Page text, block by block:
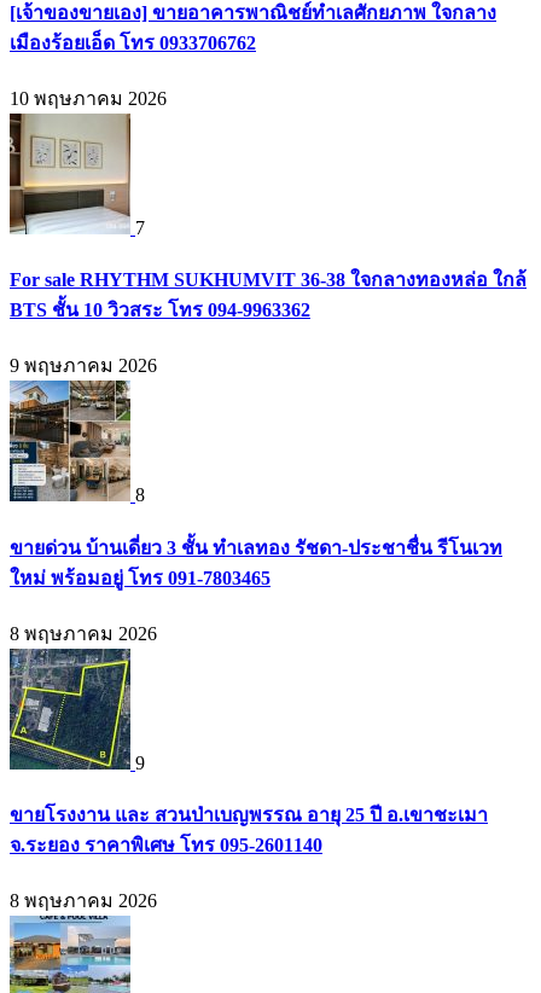
[เจ้าของขายเอง] ขายอาคารพาณิชย์ทำเลศักยภาพ ใจกลาง
เมืองร้อยเอ็ด โทร 0933706762
10 พฤษภาคม 2026
7
For sale RHYTHM SUKHUMVIT 36-38 ใจกลางทองหล่อ ใกล้
BTS ชั้น 10 วิวสระ โทร 094-9963362
9 พฤษภาคม 2026
8
ขายด่วน บ้านเดี่ยว 3 ชั้น ทำเลทอง รัชดา-ประชาชื่น รีโนเวท
ใหม่ พร้อมอยู่ โทร 091-7803465
8 พฤษภาคม 2026
9
ขายโรงงาน และ สวนป่าเบญพรรณ อายุ 25 ปี อ.เขาชะเมา
จ.ระยอง ราคาพิเศษ โทร 095-2601140
8 พฤษภาคม 2026